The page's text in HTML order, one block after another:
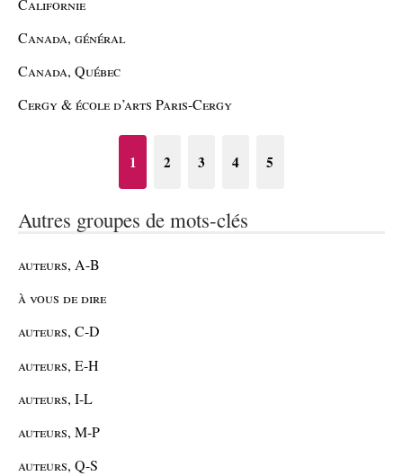
Canada, général
Canada, Québec
Cergy & école d’arts Paris-Cergy
1 2 3 4 5
Autres groupes de mots-clés
auteurs, A-B
à vous de dire
auteurs, C-D
auteurs, E-H
auteurs, I-L
auteurs, M-P
auteurs, Q-S